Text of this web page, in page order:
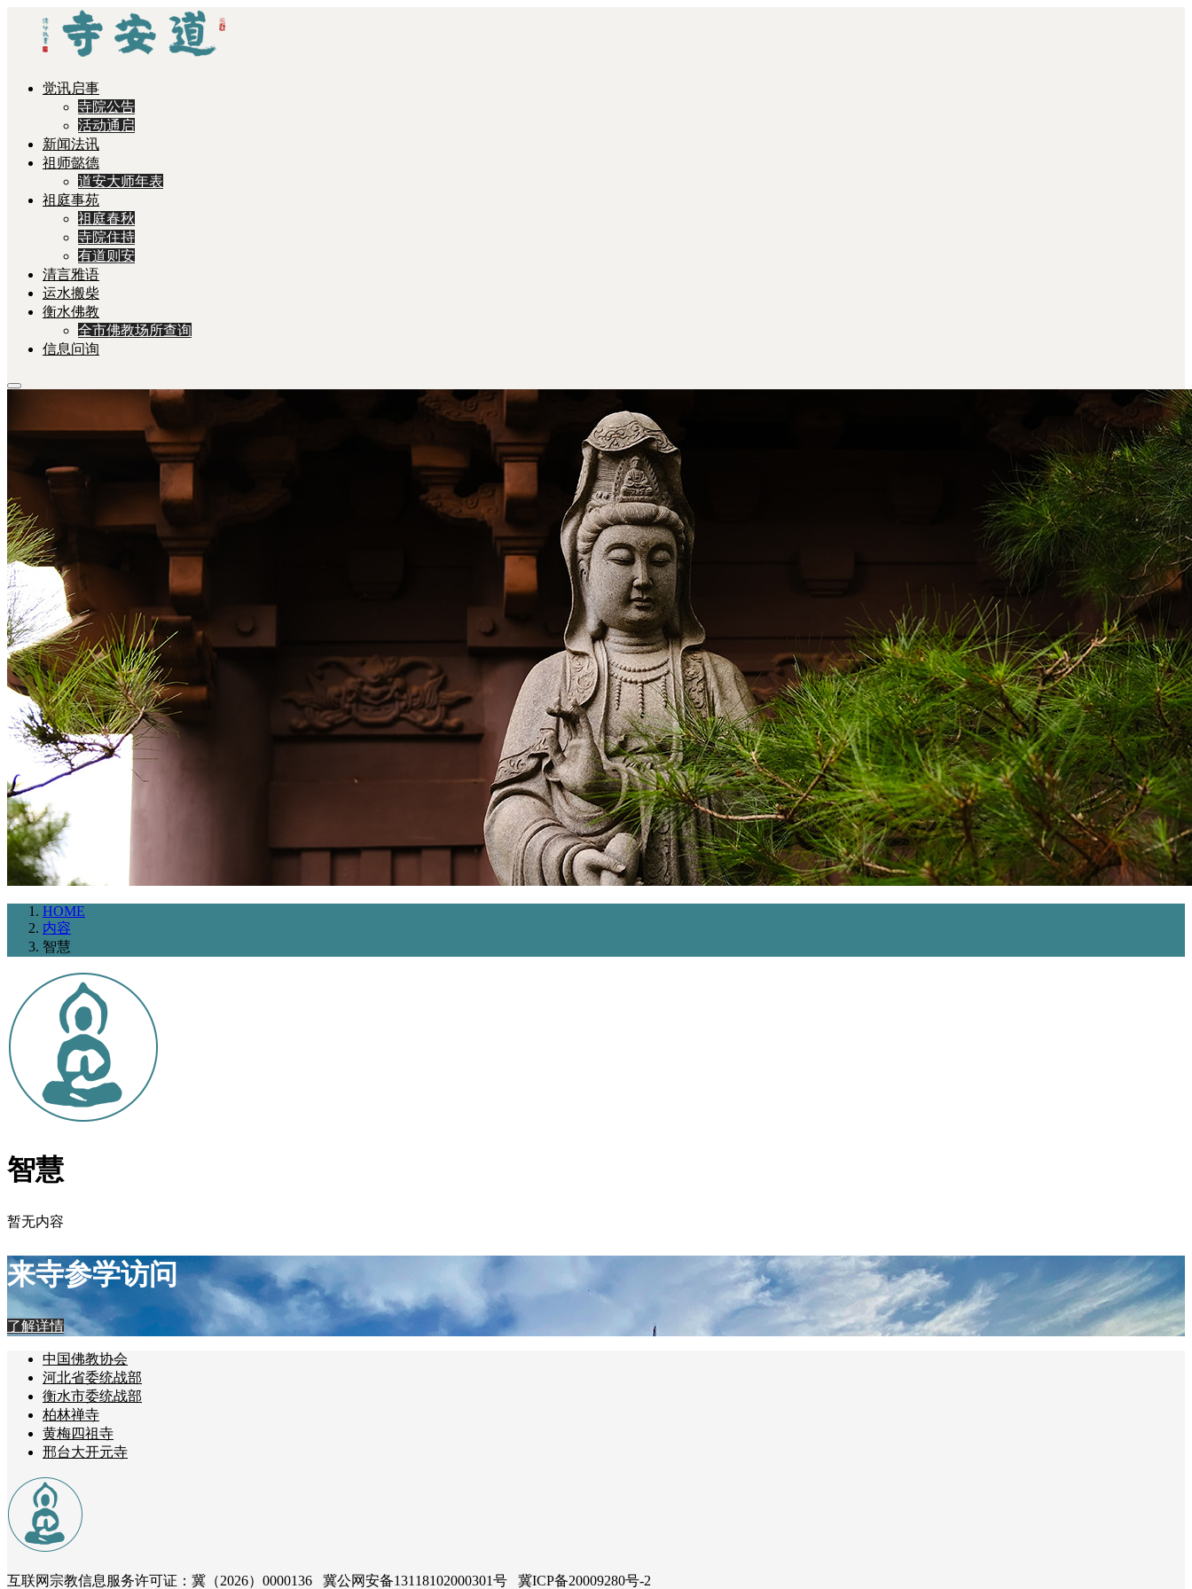
觉讯启事
寺院公告
活动通启
新闻法讯
祖师懿德
道安大师年表
祖庭事苑
祖庭春秋
寺院住持
有道则安
清言雅语
运水搬柴
衡水佛教
全市佛教场所查询
信息问询
HOME
内容
智慧
智慧
暂无内容
来寺参学访问
了解详情
中国佛教协会
河北省委统战部
衡水市委统战部
柏林禅寺
黄梅四祖寺
邢台大开元寺
互联网宗教信息服务许可证：冀（2026）0000136 冀公网安备13118102000301号 冀ICP备20009280号-2